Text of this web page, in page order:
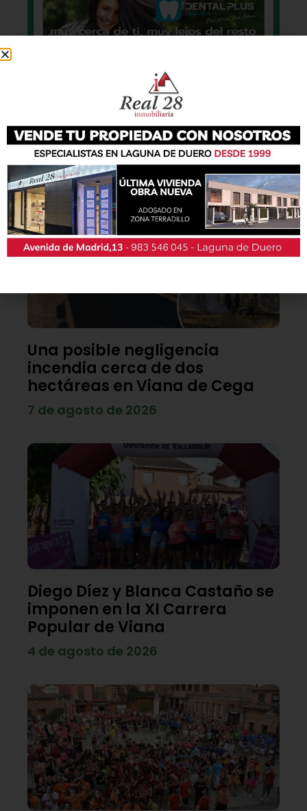
También podrás conseguir la revista en papel
en todos los negocios
patrocinadores y en la Casa de las Artes.
Lo último
Una posible negligencia
incendia cerca de dos
hectáreas en Viana de Cega
7 de agosto de 2026
Diego Díez y Blanca Castaño se
imponen en la XI Carrera
Popular de Viana
4 de agosto de 2026